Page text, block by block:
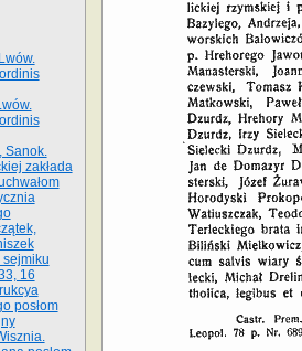
Sanok.
zakłada
sejmiku
16
posłom